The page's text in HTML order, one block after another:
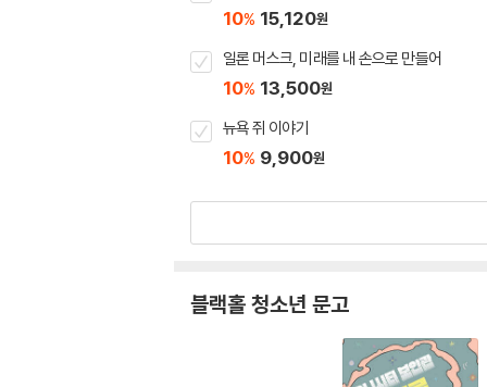
10% 15,120원
일론 머스크, 미래를 내 손으로 만들어
10% 13,500원
뉴욕 쥐 이야기
10% 9,900원
블랙홀 청소년 문고